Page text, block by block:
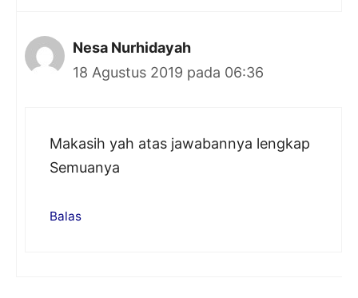
Nesa Nurhidayah
18 Agustus 2019 pada 06:36
Makasih yah atas jawabannya lengkap
Semuanya
Balas